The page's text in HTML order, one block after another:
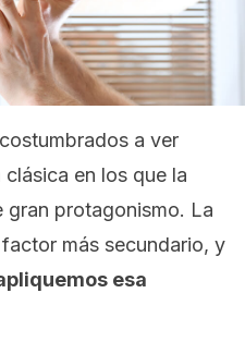
a ver
en los que la
gran protagonismo. La
más secundario, y
esa